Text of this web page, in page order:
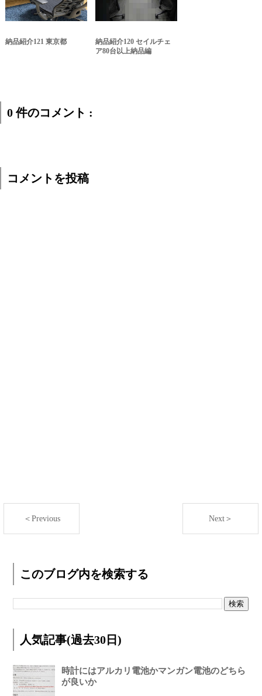
納品紹介121 東京都
納品紹介120 セイルチェ
ア80台以上納品編
0 件のコメント :
コメントを投稿
＜Previous Next＞
このブログ内を検索する
人気記事(過去30日)
時計にはアルカリ電池かマンガン電池のどちら
が良いか